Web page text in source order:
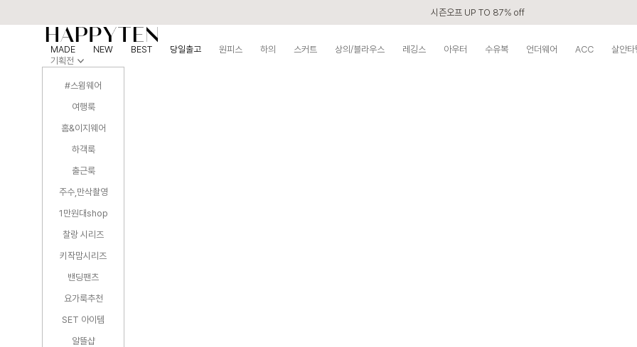
시즌오프 UP TO 87% off
MADE NEW BEST 당일출고 원피스 하의 스커트 상의/블라우스 레깅스 아우터 수유복 언더웨어 ACC
살안
기획전
#스윔웨어
여행룩
홈&이지웨어
하객룩
출근룩
주수,만삭촬영
1만원대shop
찰랑 시리즈
키작맘시리즈
밴딩팬츠
요가룩추천
SET 아이템
알뜰샵